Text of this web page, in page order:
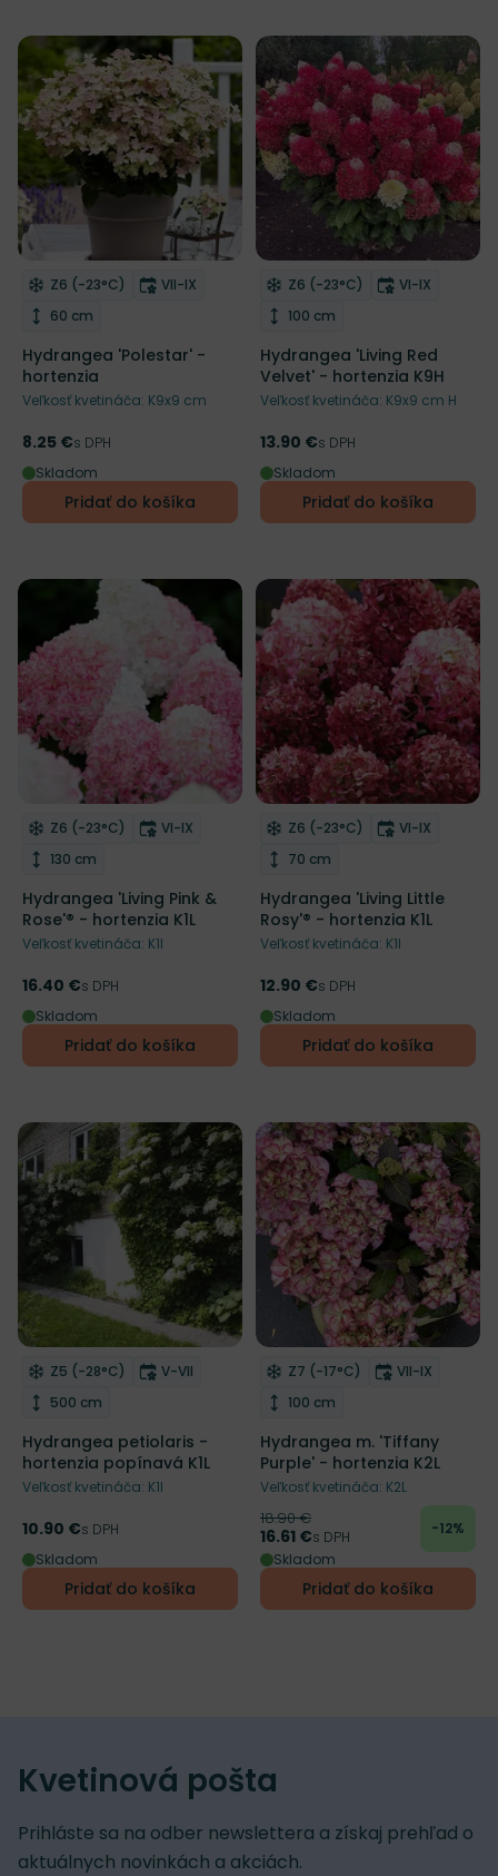
Odober do zoznamu želaní
Mrazuvzdornosť
Z6 (-23°C) Doba kvitnutia
VII-IX
Výška rastliny
60 cm
Hydrangea 'Polestar' -
hortenzia
Veľkosť kvetináča: K9x9 cm
Cena
8.25 €s DPH
Skladom
Pridať do košíka
Living Creation
Odober do zoznamu želaní
Mrazuvzdornosť
Z6 (-23°C) Doba
VI-IX
Výška rastliny
100 cm
Hydrangea 'Living Red
Velvet' - hortenzia K9H
Veľkosť kvetináča: K9x9 cm H
Cena
13.90 €s DPH
Skladom
Pridať do košíka
Living Creation
Odober do zoznamu želaní
Mrazuvzdornosť
Z6 (-23°C) Doba kvitnutia
VI-IX
Výška rastliny
130 cm
Hydrangea 'Living Pink &
Rose'® - hortenzia K1L
Veľkosť kvetináča: K1l
Cena
16.40 €s DPH
Skladom
Pridať do košíka
Living Creation
Odober do zoznamu želaní
Mrazuvzdornosť
Z6 (-23°C) Doba
VI-IX
Výška rastliny
70 cm
Hydrangea 'Living Little
Rosy'® - hortenzia K1L
Veľkosť kvetináča: K1l
Cena
12.90 €s DPH
Skladom
Pridať do košíka
Odober do zoznamu želaní
Mrazuvzdornosť
Z5 (-28°C) Doba kvitnutia
V-VII
Výška rastliny
500 cm
Hydrangea petiolaris -
hortenzia popínavá K1L
Veľkosť kvetináča: K1l
Cena
10.90 €s DPH
Skladom
Pridať do košíka
Zľava
Odober do zoznamu želaní
Mrazuvzdornosť
Z7 (-17°C) Doba
VII-IX
Výška rastliny
100 cm
Hydrangea m. 'Tiffany
Purple' - hortenzia K2L
Veľkosť kvetináča: K2L
Pôvodná cena
18.90 €
Cena
16.61 €s DPH
-12%
Skladom
Pridať do košíka
Kvetinová pošta
Prihláste sa na odber newslettera a získaj prehľad o
aktuálnych novinkách a akciách.